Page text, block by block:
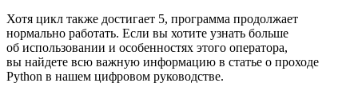
Хотя цикл также достигает 5, программа продолжает
нормально работать. Если вы хотите узнать больше
об использовании и особенностях этого оператора,
вы найдете всю важную информацию в статье о проходе
Python в нашем цифровом руководстве.